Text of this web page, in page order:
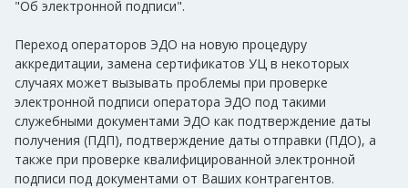
"Об электронной подписи".
Переход операторов ЭДО на новую процедуру
аккредитации, замена сертификатов УЦ в некоторых
случаях может вызывать проблемы при проверке
электронной подписи оператора ЭДО под такими
служебными документами ЭДО как подтверждение даты
получения (ПДП), подтверждение даты отправки (ПДО), а
также при проверке квалифицированной электронной
подписи под документами от Ваших контрагентов.